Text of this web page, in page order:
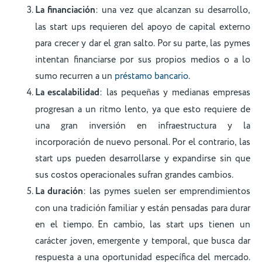
La financiación: una vez que alcanzan su desarrollo,
las start ups requieren del apoyo de capital externo
para crecer y dar el gran salto. Por su parte, las pymes
intentan financiarse por sus propios medios o a lo
sumo recurren a un préstamo bancario.
La escalabilidad: las pequeñas y medianas empresas
progresan a un ritmo lento, ya que esto requiere de
una gran inversión en infraestructura y la
incorporación de nuevo personal. Por el contrario, las
start ups pueden desarrollarse y expandirse sin que
sus costos operacionales sufran grandes cambios.
La duración: las pymes suelen ser emprendimientos
con una tradición familiar y están pensadas para durar
en el tiempo. En cambio, las start ups tienen un
carácter joven, emergente y temporal, que busca dar
respuesta a una oportunidad específica del mercado.